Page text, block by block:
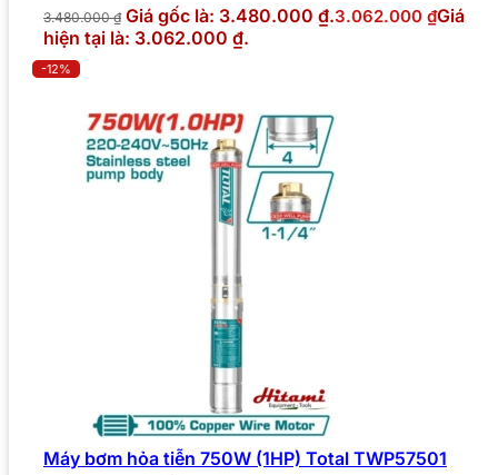
3.480.000₫ Giá gốc là: 3.480.000 ₫.3.062.000 ₫Giá
hiện tại là: 3.062.000 ₫.
-12%
Máy bơm hỏa tiễn 750W (1HP) Total TWP57501